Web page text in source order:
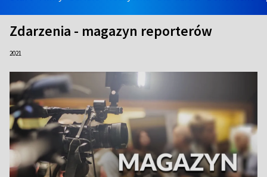
Zdarzenia - magazyn reporterów
2021